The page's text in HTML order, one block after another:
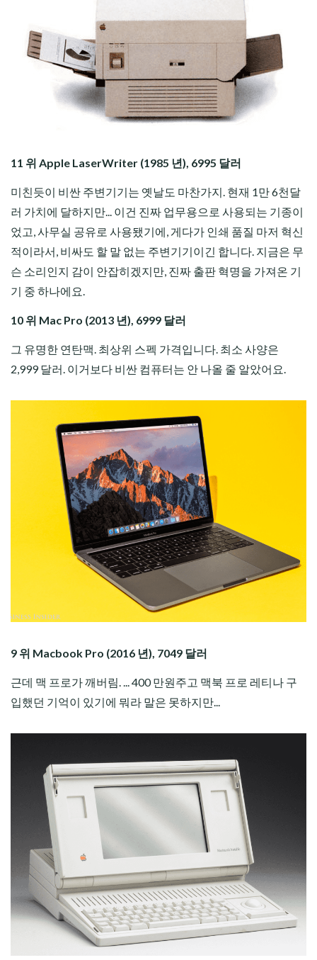
11 위 Apple LaserWriter (1985 년), 6995 달러
미친듯이 비싼 주변기기는 옛날도 마찬가지. 현재 1만 6천달
러 가치에 달하지만... 이건 진짜 업무용으로 사용되는 기종이
었고, 사무실 공유로 사용됐기에, 게다가 인쇄 품질 마저 혁신
적이라서, 비싸도 할 말 없는 주변기기이긴 합니다. 지금은 무
슨 소리인지 감이 안잡히겠지만, 진짜 출판 혁명을 가져온 기
기 중 하나에요.
10 위 Mac Pro (2013 년), 6999 달러
그 유명한 연탄맥. 최상위 스펙 가격입니다. 최소 사양은
2,999 달러. 이거보다 비싼 컴퓨터는 안 나올 줄 알았어요.
9 위 Macbook Pro (2016 년), 7049 달러
근데 맥 프로가 깨버림. ... 400 만원주고 맥북 프로 레티나 구
입했던 기억이 있기에 뭐라 말은 못하지만...